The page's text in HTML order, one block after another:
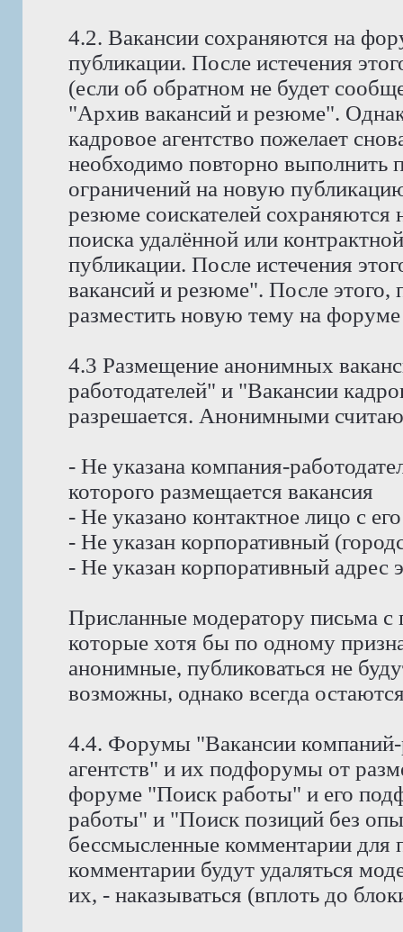
4.2. Вакансии сохраняются на
публикации. После истечения
(если об обратном не будет
"Архив вакансий и резюме".
кадровое агентство пожелает
необходимо повторно выполнить
ограничений на новую
резюме соискателей
поиска удалённой или
публикации. После истечения
вакансий и резюме". После этого,
разместить новую тему на
4.3 Размещение анонимных
работодателей" и "Вакансии
разрешается. Анонимными
- Не указана компания-
которого размещается вакансия
- Не указано контактное лицо с
- Не указан корпоративный
- Не указан корпоративный адрес
Присланные модератору письма
которые хотя бы по одному
анонимные, публиковаться не
возможны, однако всегда
4.4. Форумы "Вакансии компаний-
агентств" и их подфорумы от
форуме "Поиск работы" и его
работы" и "Поиск позиций без
бессмысленные комментарии для
комментарии будут удаляться
их, - наказываться (вплоть до